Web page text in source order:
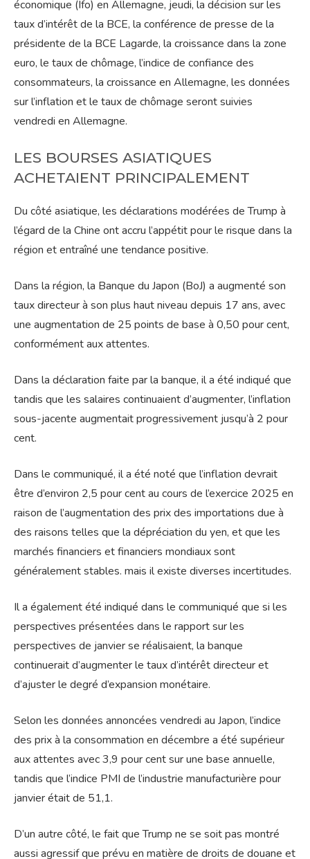
économique (Ifo) en Allemagne, jeudi, la décision sur les
taux d’intérêt de la BCE, la conférence de presse de la
présidente de la BCE Lagarde, la croissance dans la zone
euro, le taux de chômage, l’indice de confiance des
consommateurs, la croissance en Allemagne, les données
sur l’inflation et le taux de chômage seront suivies
vendredi en Allemagne.
LES BOURSES ASIATIQUES
ACHETAIENT PRINCIPALEMENT
Du côté asiatique, les déclarations modérées de Trump à
l’égard de la Chine ont accru l’appétit pour le risque dans la
région et entraîné une tendance positive.
Dans la région, la Banque du Japon (BoJ) a augmenté son
taux directeur à son plus haut niveau depuis 17 ans, avec
une augmentation de 25 points de base à 0,50 pour cent,
conformément aux attentes.
Dans la déclaration faite par la banque, il a été indiqué que
tandis que les salaires continuaient d’augmenter, l’inflation
sous-jacente augmentait progressivement jusqu’à 2 pour
cent.
Dans le communiqué, il a été noté que l’inflation devrait
être d’environ 2,5 pour cent au cours de l’exercice 2025 en
raison de l’augmentation des prix des importations due à
des raisons telles que la dépréciation du yen, et que les
marchés financiers et financiers mondiaux sont
généralement stables. mais il existe diverses incertitudes.
Il a également été indiqué dans le communiqué que si les
perspectives présentées dans le rapport sur les
perspectives de janvier se réalisaient, la banque
continuerait d’augmenter le taux d’intérêt directeur et
d’ajuster le degré d’expansion monétaire.
Selon les données annoncées vendredi au Japon, l’indice
des prix à la consommation en décembre a été supérieur
aux attentes avec 3,9 pour cent sur une base annuelle,
tandis que l’indice PMI de l’industrie manufacturière pour
janvier était de 51,1.
D’un autre côté, le fait que Trump ne se soit pas montré
aussi agressif que prévu en matière de droits de douane et